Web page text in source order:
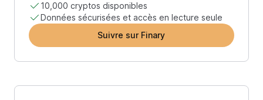
10,000 cryptos disponibles
Données sécurisées et accès en lecture seule
Suivre sur Finary